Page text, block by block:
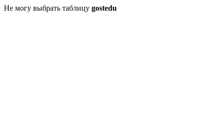
Не могу выбрать таблицу gostedu